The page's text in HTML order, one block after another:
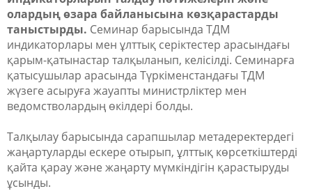
олардың өзара байланысына көзқарастарды
таныстырды. Семинар барысында ТДМ
индикаторлары мен ұлттық серіктестер арасындағы
қарым-қатынастар талқыланып, келісілді. Семинарға
қатысушылар арасында Түркіменстандағы ТДМ
жүзеге асыруға жауапты министрліктер мен
ведомстволардың өкілдері болды.
Талқылау барысында сарапшылар метадеректердегі
жаңартуларды ескере отырып, ұлттық көрсеткіштерді
қайта қарау және жаңарту мүмкіндігін қарастыруды
ұсынды.